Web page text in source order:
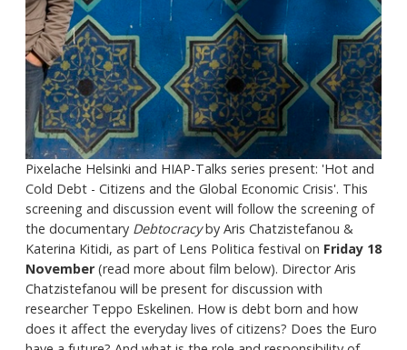
Pixelache Helsinki and HIAP-Talks series present: 'Hot and
Cold Debt - Citizens and the Global Economic Crisis'. This
screening and discussion event will follow the screening of
the documentary Debtocracyby Aris Chatzistefanou &
Katerina Kitidi, as part of Lens Politica festival on Friday 18
November (read more about film below). Director Aris
Chatzistefanou will be present for discussion with
researcher Teppo Eskelinen. How is debt born and how
does it affect the everyday lives of citizens? Does the Euro